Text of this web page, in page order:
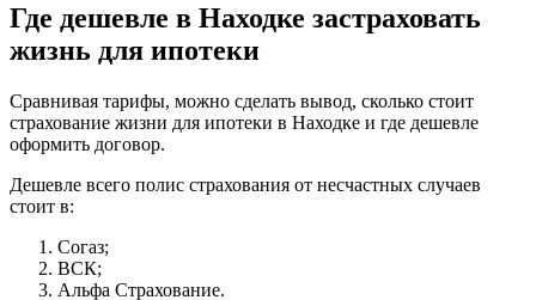
Где дешевле в Находке застраховать
жизнь для ипотеки
Сравнивая тарифы, можно сделать вывод, сколько стоит
страхование жизни для ипотеки в Находке и где дешевле
оформить договор.
Дешевле всего полис страхования от несчастных случаев
стоит в:
Согаз;
ВСК;
Альфа Страхование.